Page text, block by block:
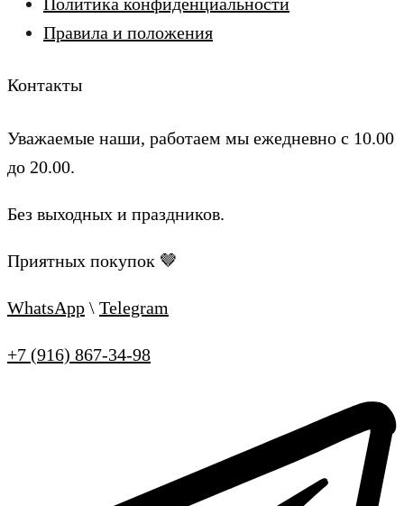
Правила и положения
Контакты
Уважаемые наши, работаем мы ежедневно с 10.00
до 20.00.
Без выходных и праздников.
Приятных покупок 🤎
WhatsApp \ Telegram
+7 (916) 867-34-98